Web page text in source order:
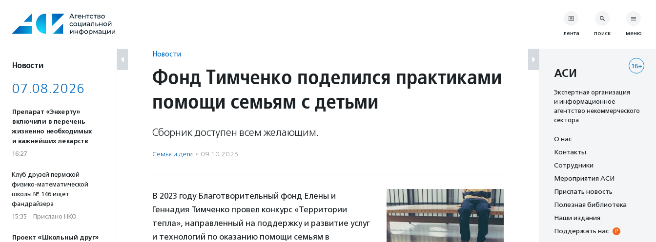
содержанию
Новости
07.08.2026
Препарат «Энхерту»
включили в перечень
жизненно необходимых
и важнейших лекарств
16:27
Клуб друзей пермской
физико-математической
школы № 146 ищет
фандрайзера
15:35 · Прислано НКО
Проект «Школьный друг»
Новости
Фонд Тимченко поделился практиками
помощи семьям с детьми
Сборник доступен всем желающим.
Семья и дети · 09.10.2025
В 2023 году Благотворительный фонд Елены и
Геннадия Тимченко провел конкурс «Территории
тепла», направленный на поддержку и развитие услуг
и технологий по оказанию помощи семьям в
лента поиск меню
18+
АСИ
Экспертная организация
и информационное
агентство некоммерческого
сектора
О нас
Контакты
Сотрудники
Мероприятия АСИ
Прислать новость
Полезная библиотека
Наши издания
Поддержать нас